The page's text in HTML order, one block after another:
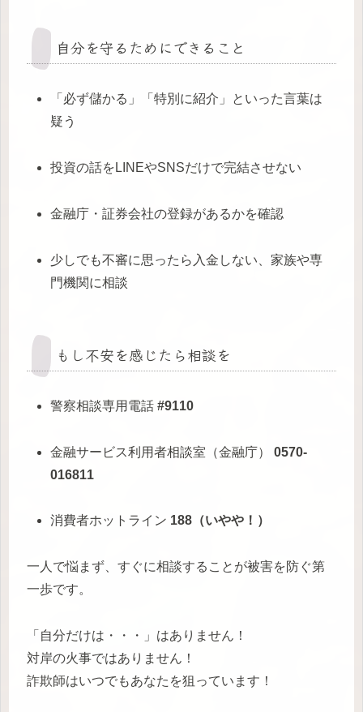
自分を守るためにできること
「必ず儲かる」「特別に紹介」といった言葉は
疑う
投資の話をLINEやSNSだけで完結させない
金融庁・証券会社の登録があるかを確認
少しでも不審に思ったら入金しない、家族や専
門機関に相談
もし不安を感じたら相談を
警察相談専用電話#9110
金融サービス利用者相談室（金融庁）0570-
016811
消費者ホットライン 188（いやや！）
一人で悩まず、すぐに相談することが被害を防ぐ第
一歩です。
「自分だけは・・・」はありません！
対岸の火事ではありません！
詐欺師はいつでもあなたを狙っています！